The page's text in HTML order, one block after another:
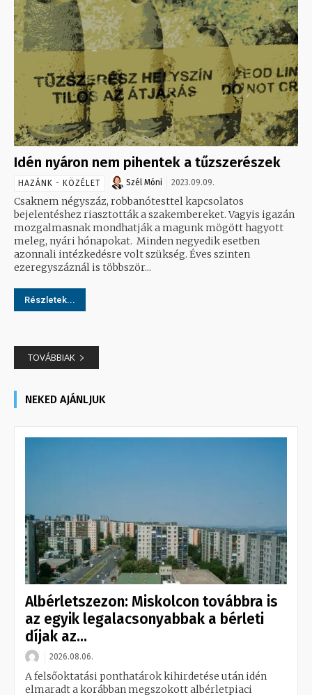
Idén nyáron nem pihentek a tűzszerészek
HAZÁNK - KÖZÉLET Szél Móni 2023.09.09.
Csaknem négyszáz, robbanótesttel kapcsolatos
bejelentéshez riasztották a szakembereket. Vagyis igazán
mozgalmasnak mondhatják a magunk mögött hagyott
meleg, nyári hónapokat. Minden negyedik esetben
azonnali intézkedésre volt szükség. Éves szinten
ezeregyszáznál is többször...
Részletek...
TOVÁBBIAK
NEKED AJÁNLJUK
Albérletszezon: Miskolcon továbbra is
az egyik legalacsonyabbak a bérleti
díjak az...
2026.08.06.
A felsőoktatási ponthatárok kihirdetése után idén
elmaradt a korábban megszokott albérletpiaci